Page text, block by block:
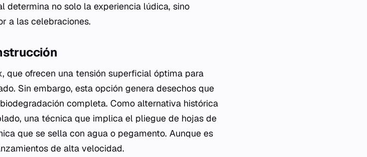
determina no solo la experiencia lúdica, sino
a las celebraciones.
que ofrecen una tensión superficial óptima para
Sin embargo, esta opción genera desechos que
completa. Como alternativa histórica
una técnica que implica el pliegue de hojas de
que se sella con agua o pegamento. Aunque es
de alta velocidad.